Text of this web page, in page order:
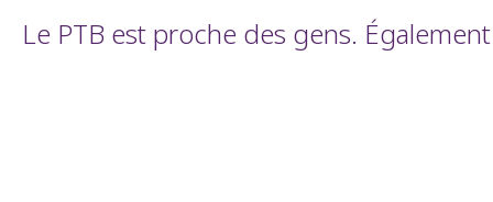
Le PTB est proche des gens.